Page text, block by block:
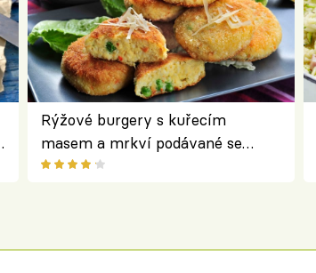
Rýžové burgery s kuřecím
masem a mrkví podávané se
salátem – lehká a chutná večeře